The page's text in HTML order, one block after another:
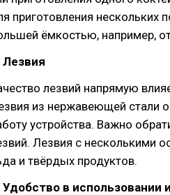
приготовления нескольких
ёмкостью, например,
Лезвия
лезвий напрямую
из нержавеющей стали
устройства. Важно
Лезвия с несколькими
и твёрдых продуктов.
Удобство в использовании